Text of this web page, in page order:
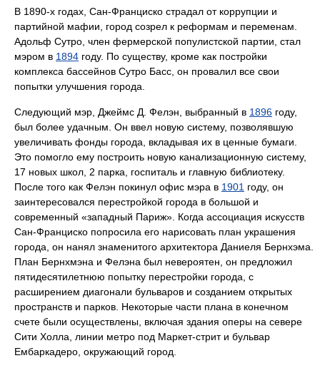
В 1890-х годах, Сан-Франциско страдал от коррупции и
партийной мафии, город созрел к реформам и переменам.
Адольф Сутро, член фермерской популистской партии, стал
мэром в 1894 году. По существу, кроме как постройки
комплекса бассейнов Сутро Басс, он провалил все свои
попытки улучшения города.
Следующий мэр, Джеймс Д. Фелэн, выбранный в 1896 году,
был более удачным. Он ввел новую систему, позволявшую
увеличивать фонды города, вкладывая их в ценные бумаги.
Это помогло ему построить новую канализационную систему,
17 новых школ, 2 парка, госпиталь и главную библиотеку.
После того как Фелэн покинул офис мэра в 1901 году, он
заинтересовался перестройкой города в большой и
современный «западный Париж». Когда ассоциация искусств
Сан-Франциско попросила его нарисовать план украшения
города, он нанял знаменитого архитектора Даниеля Бернхэма.
План Бернхмэна и Фелэна был невероятен, он предложил
пятидесятилетнюю попытку перестройки города, с
расширением диагонали бульваров и созданием открытых
пространств и парков. Некоторые части плана в конечном
счете были осуществлены, включая здания оперы на севере
Сити Холла, линии метро под Маркет-стрит и бульвар
Ембаркадеро, окружающий город.